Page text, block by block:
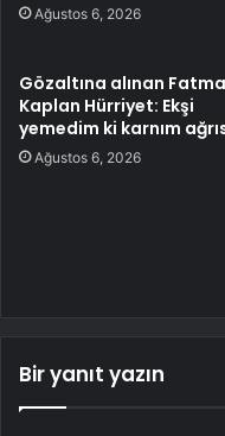
Ağustos 6, 2026
Gözaltına alınan Fatma
Kaplan Hürriyet: Ekşi
yemedim ki karnım
Ağustos 6, 2026
Bir yanıt yazın